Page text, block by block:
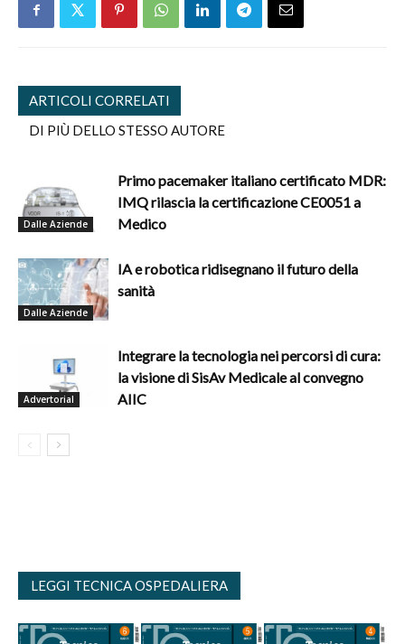
ARTICOLI CORRELATI
DI PIÙ DELLO STESSO AUTORE
Dalle Aziende
Primo pacemaker italiano certificato MDR:
IMQ rilascia la certificazione CE0051 a
Medico
Dalle Aziende
IA e robotica ridisegnano il futuro della
sanità
Advertorial
Integrare la tecnologia nei percorsi di cura:
la visione di SisAv Medicale al convegno
AIIC
LEGGI TECNICA OSPEDALIERA